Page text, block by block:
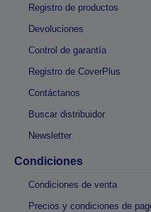
Registro de productos
Devoluciones
Control de garantía
Registro de CoverPlus
Contáctanos
Buscar distribuidor
Newsletter
Condiciones
Condiciones de venta
Precios y condiciones de